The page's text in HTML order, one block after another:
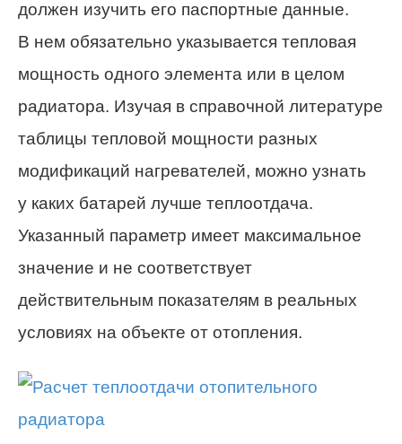
должен изучить его паспортные данные.
В нем обязательно указывается тепловая
мощность одного элемента или в целом
радиатора. Изучая в справочной литературе
таблицы тепловой мощности разных
модификаций нагревателей, можно узнать
у каких батарей лучше теплоотдача.
Указанный параметр имеет максимальное
значение и не соответствует
действительным показателям в реальных
условиях на объекте от отопления.